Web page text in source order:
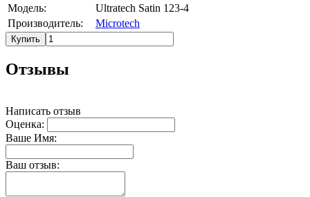
Модель:
Ultratech Satin 123-4
Производитель:
Microtech
Купить
Отзывы
Написать отзыв
Оценка:
Ваше Имя:
Ваш отзыв: